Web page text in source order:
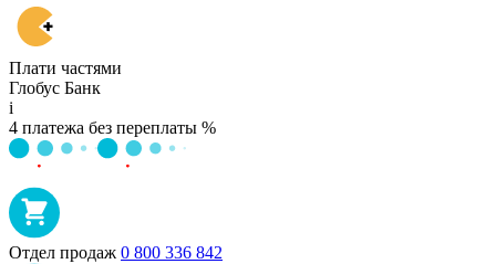
Плати частями
Глобус Банк
i
4 платежа без переплаты %
Отдел продаж 0 800 336 842